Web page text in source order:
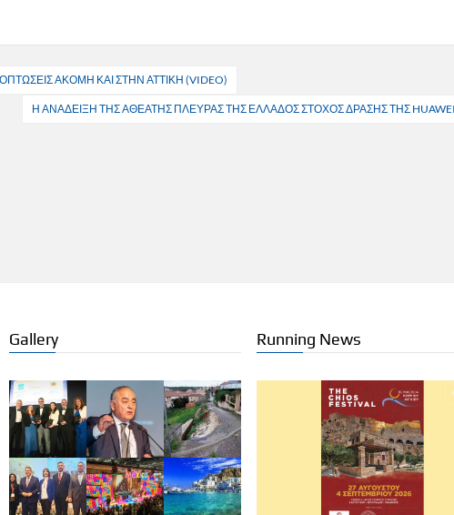
ΑΚΟΜΗ ΚΑΙ ΣΤΗΝ ΑΤΤΙΚΗ (VIDEO)
Η ΑΝΑΔΕΙΞΗ ΤΗΣ ΑΘΕΑΤΗΣ ΠΛΕΥΡΑΣ ΤΗΣ ΕΛΛΑΔΟΣ ΣΤΟΧΟΣ ΔΡΑΣΗΣ ΤΗΣ
Gallery Running News